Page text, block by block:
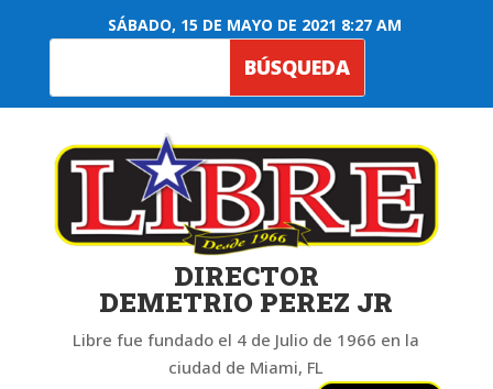
SÁBADO, 15 DE MAYO DE 2021 8:27 AM
DIRECTOR
DEMETRIO PEREZ JR
Libre fue fundado el 4 de Julio de 1966 en la
ciudad de Miami, FL